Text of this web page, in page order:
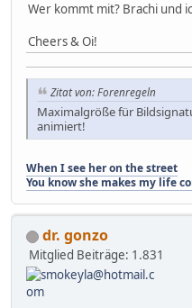
Wer kommt mit? Brachi und
Cheers & Oi!
Zitat von: Forenregeln
Maximalgröße für
animiert!
When I see her on the street
You know she makes my life
dr. gonzo
Mitglied Beiträge: 1.831